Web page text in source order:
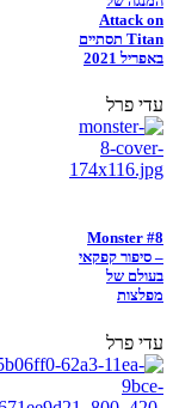
Attack on
Titan תסתיים
באפריל 2021
עדי פרל
Monster #8
– סיפור קפקאי
בעולם של
מפלצות
עדי פרל